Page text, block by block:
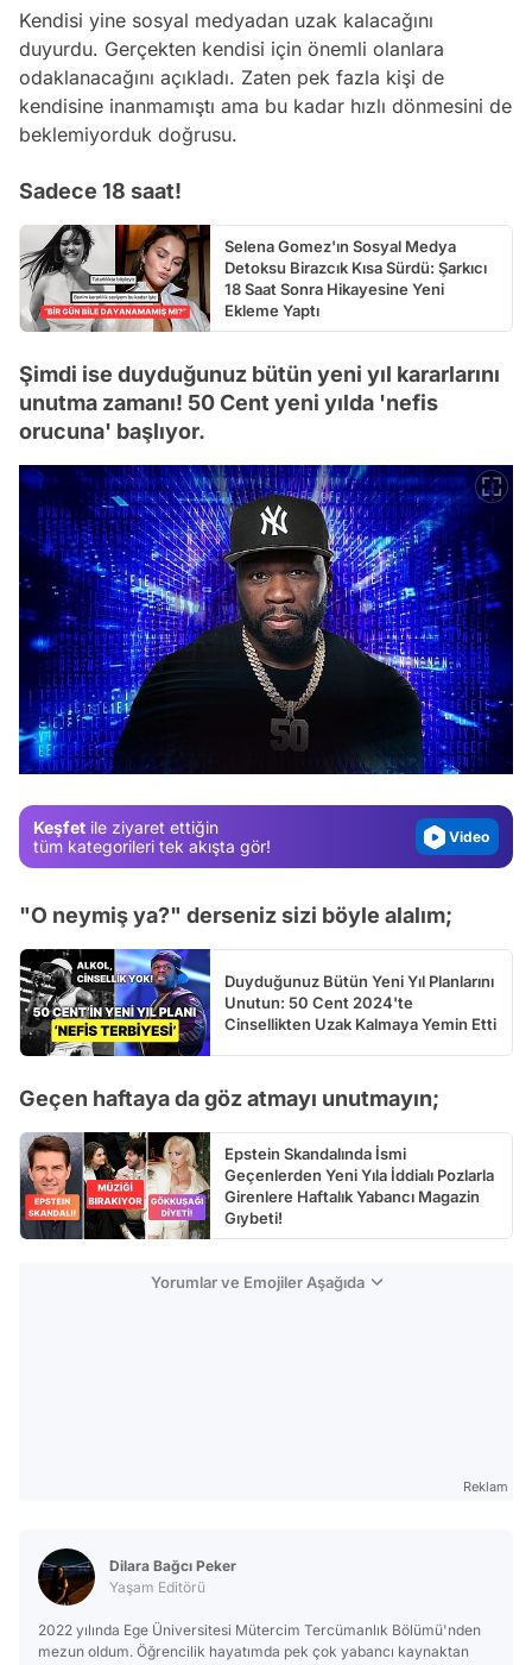
Kendisi yine sosyal medyadan uzak kalacağını
duyurdu. Gerçekten kendisi için önemli olanlara
odaklanacağını açıkladı. Zaten pek fazla kişi de
kendisine inanmamıştı ama bu kadar hızlı dönmesini de
beklemiyorduk doğrusu.
Sadece 18 saat!
Selena Gomez'ın Sosyal Medya
Detoksu Birazcık Kısa Sürdü: Şarkıcı
18 Saat Sonra Hikayesine Yeni
Ekleme Yaptı
Şimdi ise duyduğunuz bütün yeni yıl kararlarını
unutma zamanı! 50 Cent yeni yılda 'nefis
orucuna' başlıyor.
Keşfet ile ziyaret ettiğin
tüm kategorileri tek akışta gör!
Video
Test
Gündem
Video
"O neymiş ya?" derseniz sizi böyle alalım;
Duyduğunuz Bütün Yeni Yıl Planlarını
Unutun: 50 Cent 2024'te
Cinsellikten Uzak Kalmaya Yemin Etti
Geçen haftaya da göz atmayı unutmayın;
Epstein Skandalında İsmi
Geçenlerden Yeni Yıla İddialı Pozlarla
Girenlere Haftalık Yabancı Magazin
Gıybeti!
Yorumlar ve Emojiler Aşağıda
Reklam
Dilara Bağcı Peker
Yaşam Editörü
2022 yılında Ege Üniversitesi Mütercim Tercümanlık Bölümü'nden
mezun oldum. Öğrencilik hayatımda pek çok yabancı kaynaktan